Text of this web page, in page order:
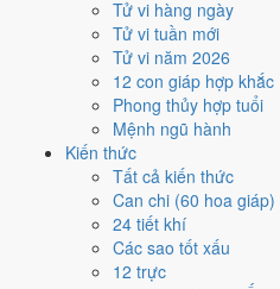
Tử vi hàng ngày
Tử vi tuần mới
Tử vi năm 2026
12 con giáp hợp khắc
Phong thủy hợp tuổi
Mệnh ngũ hành
Kiến thức
Tất cả kiến thức
Can chi (60 hoa giáp)
24 tiết khí
Các sao tốt xấu
12 trực
Quý Tỵ, nhờ người tuổi này
giảm phần xung của gia chủ.
hướng dẫn xem tuổi làm nhà
Các cách trên dựa trên quy tắc lịch
tham khảo văn hóa - tín ngưỡng,
môn của bạn.
Giờ hoàng đạo
những giờ nào?